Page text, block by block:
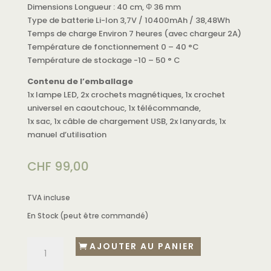
Dimensions Longueur : 40 cm, Φ 36 mm
Type de batterie Li-Ion 3,7V / 10400mAh / 38,48Wh
Temps de charge Environ 7 heures (avec chargeur 2A)
Température de fonctionnement 0 – 40 °C
Température de stockage -10 – 50 ° C
Contenu de l’emballage
1x lampe LED, 2x crochets magnétiques, 1x crochet
universel en caoutchouc, 1x télécommande,
1x sac, 1x câble de chargement USB, 2x lanyards, 1x
manuel d’utilisation
CHF 99,00
TVA incluse
En Stock (peut être commandé)
AJOUTER AU PANIER